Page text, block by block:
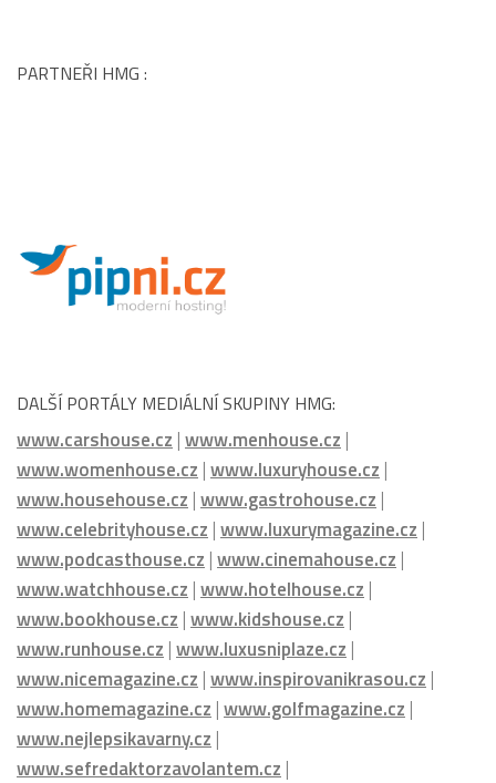
PARTNEŘI HMG :
DALŠÍ PORTÁLY MEDIÁLNÍ SKUPINY HMG:
www.carshouse.cz|www.menhouse.cz|
www.womenhouse.cz|www.luxuryhouse.cz|
www.househouse.cz|www.gastrohouse.cz|
www.celebrityhouse.cz|www.luxurymagazine.cz|
www.podcasthouse.cz|www.cinemahouse.cz|
www.watchhouse.cz|www.hotelhouse.cz|
www.bookhouse.cz|www.kidshouse.cz|
www.runhouse.cz|www.luxusniplaze.cz|
www.nicemagazine.cz|www.inspirovanikrasou.cz|
www.homemagazine.cz|www.golfmagazine.cz|
www.nejlepsikavarny.cz|
www.sefredaktorzavolantem.cz|